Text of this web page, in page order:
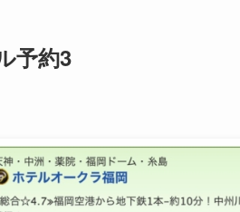
予約3